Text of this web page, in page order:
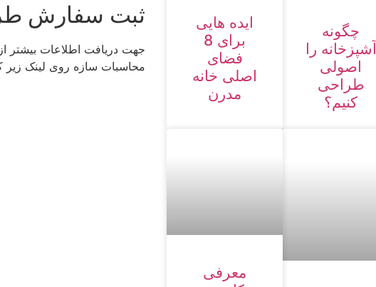
چگونه
آشپزخانه را
اصولی
طراحی
کنیم؟
ایده هایی
برای 8
فضای
اصلی خانه
مدرن
معرفی
ثبت سفارش
جهت دریافت اطلاعات
محاسبات سازه روی لینک زیر